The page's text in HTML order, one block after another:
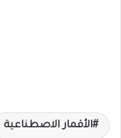
الأقمار الاصطناعية